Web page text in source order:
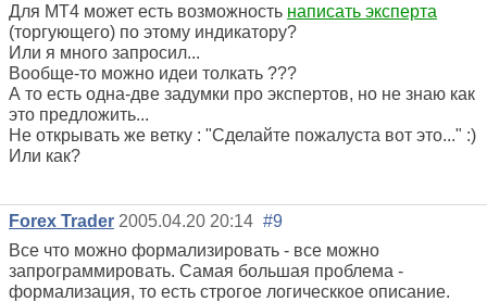
Для МТ4 может есть возможность написать эксперта
(торгующего) по этому индикатору?
Или я много запросил...
Вообще-то можно идеи толкать ???
А то есть одна-две задумки про экспертов, но не знаю как
это предложить...
Не открывать же ветку : "Сделайте пожалуста вот это..." :)
Или как?
Forex Trader 2005.04.20 20:14 #9
Все что можно формализировать - все можно
запрограммировать. Самая большая проблема -
формализация, то есть строгое логическкое описание.